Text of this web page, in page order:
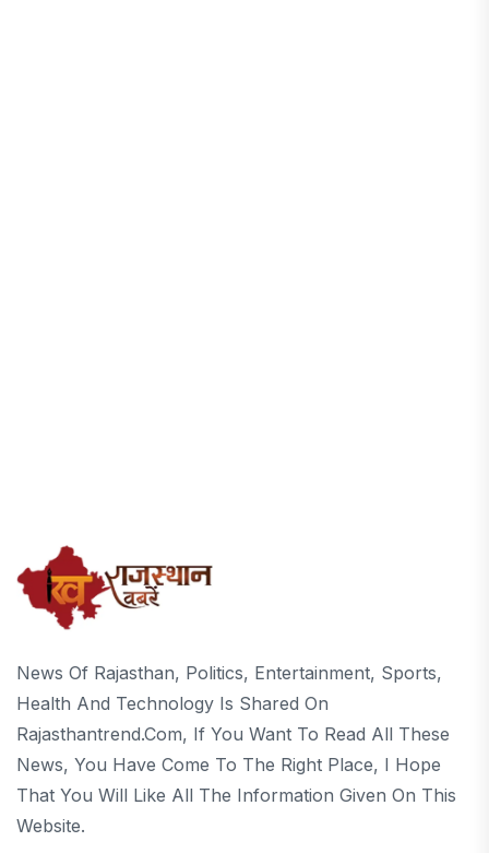
News Of Rajasthan, Politics, Entertainment, Sports,
Health And Technology Is Shared On
Rajasthantrend.com, If You Want To Read All These
News, You Have Come To The Right Place, I Hope
That You Will Like All The Information Given On This
Website.